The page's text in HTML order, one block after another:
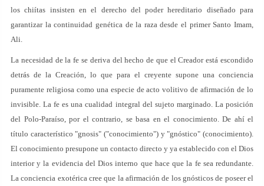
los chiítas insisten en el derecho del poder hereditario diseñado para
garantizar la continuidad genética de la raza desde el primer Santo Imam,
Ali.
La necesidad de la fe se deriva del hecho de que el Creador está escondido
detrás de la Creación, lo que para el creyente supone una conciencia
puramente religiosa como una especie de acto volitivo de afirmación de lo
invisible. La fe es una cualidad integral del sujeto marginado. La posición
del Polo-Paraíso, por el contrario, se basa en el conocimiento. De ahí el
título característico "gnosis" ("conocimiento") y "gnóstico" (conocimiento).
El conocimiento presupone un contacto directo y ya establecido con el Dios
interior y la evidencia del Dios interno que hace que la fe sea redundante.
La conciencia exotérica cree que la afirmación de los gnósticos de poseer el